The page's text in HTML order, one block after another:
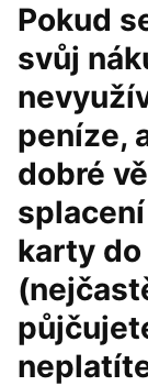
Pokud
svůj
peníze,
dobré
karty